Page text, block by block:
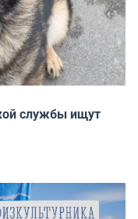
службы ищут